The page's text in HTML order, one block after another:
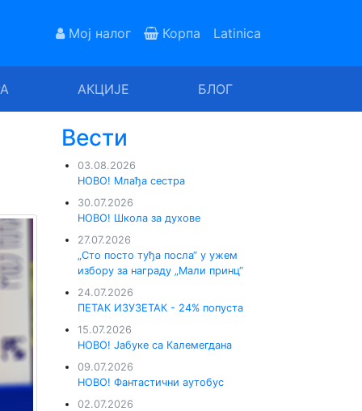
Мој налог Корпа Latinica
АКЦИЈЕ БЛОГ
Вести
03.08.2026
НОВО! Млађа сестра
30.07.2026
НОВО! Школа за духове
27.07.2026
„Сто посто туђа посла“ у ужем
избору за награду „Мали принц“
24.07.2026
ПЕТАК ИЗУЗЕТАК - 24% попуста
15.07.2026
НОВО! Јабуке са Калемегдана
09.07.2026
НОВО! Фантастични аутобус
02.07.2026